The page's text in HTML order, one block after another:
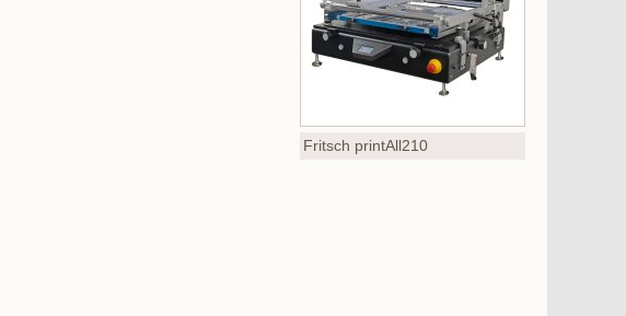
Fritsch printAll210